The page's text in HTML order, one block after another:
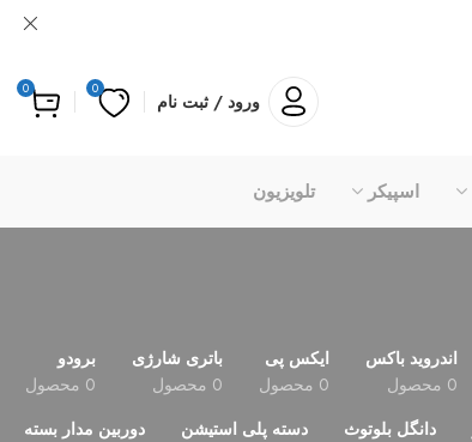
ورود / ثبت نام
0
0
اسپیکر تلویزیون
اندروید باکس
0 محصول
ایکس پی
0 محصول
باتری شارژی
0 محصول
برودو
0 محصول
دانگل بلوتوث
دسته پلی استیشن
دوربین مدار بسته